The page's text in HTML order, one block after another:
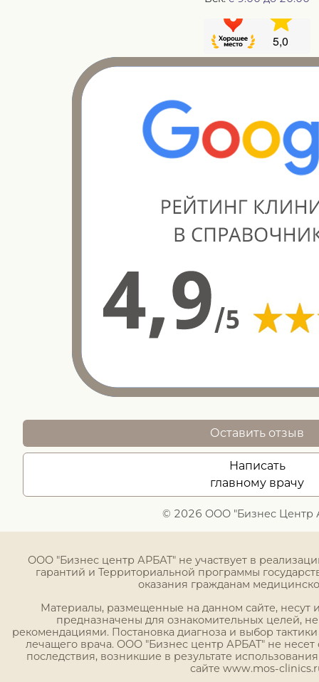
© 2026 ООО "Бизнес Центр
Оставить отзыв
Написать
главному врачу
ООО "Бизнес центр АРБАТ" не участвует в
гарантий и Территориальной программы
оказания гражданам
Материалы, размещенные на данном сайте, несут
предназначены для ознакомительных целей,
рекомендациями. Постановка диагноза и выбор
лечащего врача. ООО "Бизнес центр АРБАТ" не несет
последствия, возникшие в результате
сайте www.mos-